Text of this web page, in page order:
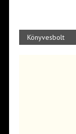
Könyvesbolt